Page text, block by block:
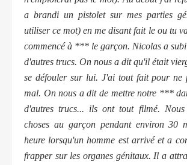
a brandi un pistolet sur mes parties
utiliser ce mot) en me disant fait le ou tu
commencé à *** le garçon. Nicolas a subi
d'autres trucs. On nous a dit qu'il était
se défouler sur lui. J'ai tout fait pour ne
mal. On nous a dit de mettre notre ***
d'autres trucs... ils ont tout filmé.
choses au garçon pendant environ 30
heure lorsqu'un homme est arrivé et a
frapper sur les organes génitaux. Il a